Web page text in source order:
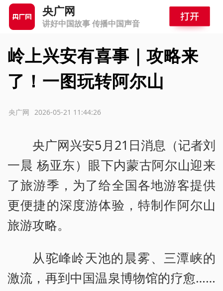
央广网
讲好中国故事 传播中国声音
岭上兴安有喜事｜攻略来
了！一图玩转阿尔山
2026-05-21 11:44:26
央广网
央广网兴安5月21日消息（记者刘
一晨 杨亚东）眼下内蒙古阿尔山迎来
了旅游季，为了给全国各地游客提供
更便捷的深度游体验，特制作阿尔山
旅游攻略。
从驼峰岭天池的晨雾、三潭峡的
激流，再到中国温泉博物馆的疗愈……